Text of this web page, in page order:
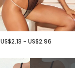
US$2.13 - US$2.96